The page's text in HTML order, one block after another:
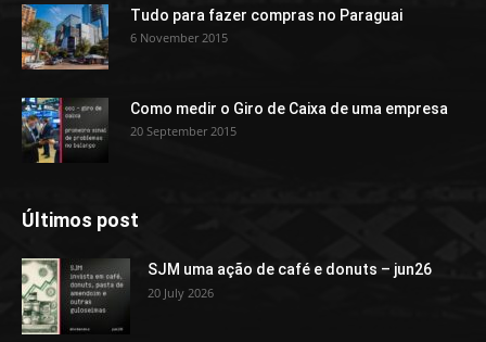
Tudo para fazer compras no Paraguai
6 November 2015
Como medir o Giro de Caixa de uma empresa
20 September 2015
Últimos post
SJM uma ação de café e donuts – jun26
20 July 2026